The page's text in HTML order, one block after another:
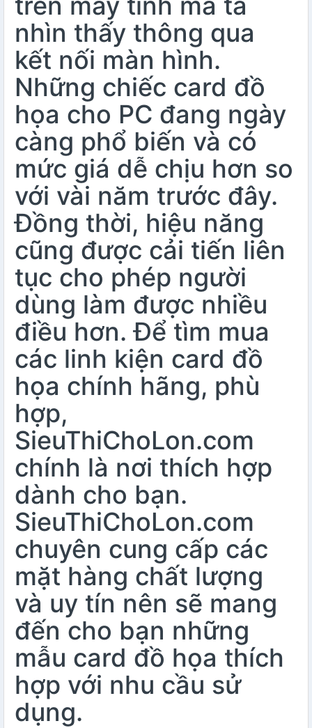
nhìn thấy thông qua
kết nối màn hình.
Những chiếc card đồ
họa cho PC đang ngày
càng phổ biến và có
mức giá dễ chịu hơn so
với vài năm trước đây.
Đồng thời, hiệu năng
cũng được cải tiến liên
tục cho phép người
dùng làm được nhiều
điều hơn. Để tìm mua
các linh kiện card đồ
họa chính hãng, phù
hợp,
SieuThiChoLon.com
chính là nơi thích hợp
dành cho bạn.
SieuThiChoLon.com
chuyên cung cấp các
mặt hàng chất lượng
và uy tín nên sẽ mang
đến cho bạn những
mẫu card đồ họa thích
hợp với nhu cầu sử
dụng.